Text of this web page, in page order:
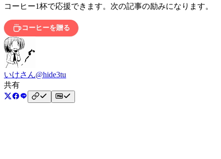
コーヒー1杯で応援できます。次の記事の励みになります。
コーヒーを贈る
いけさん@hide3tu
共有